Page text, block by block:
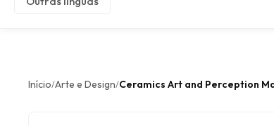
Início/Arte e Design/Ceramics Art and Perception